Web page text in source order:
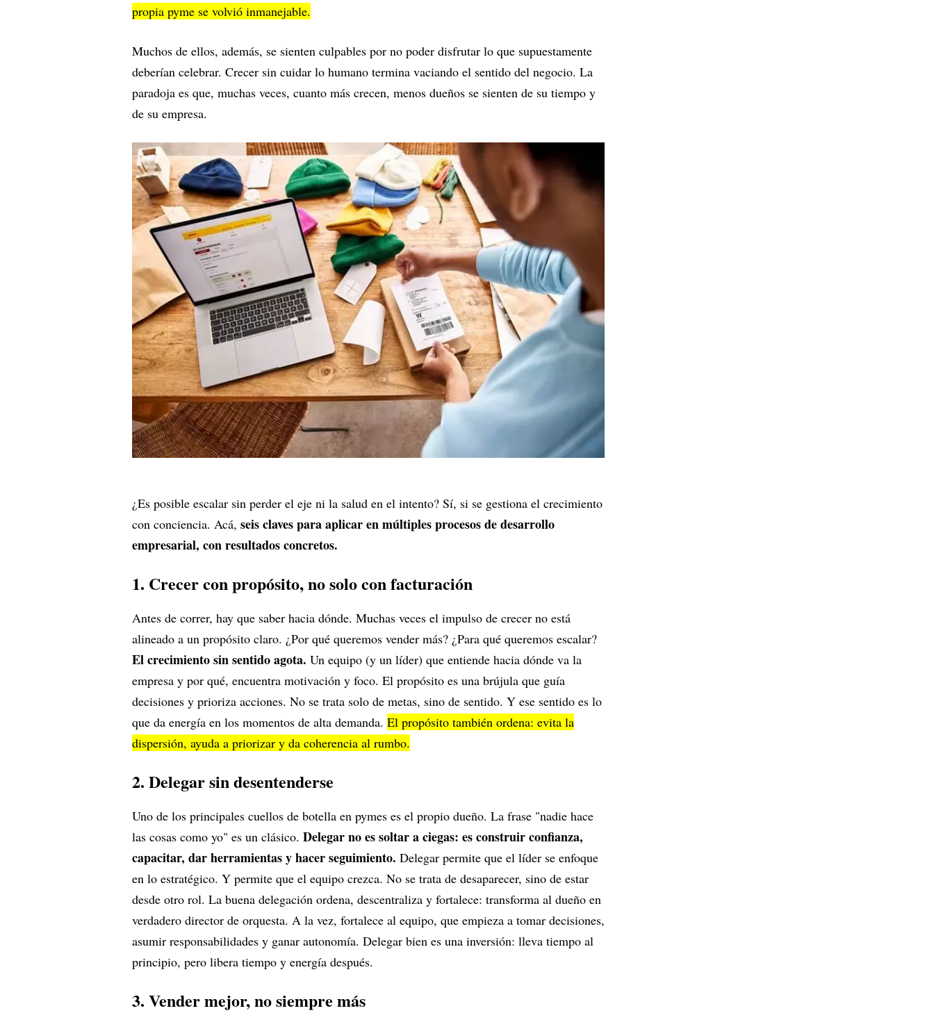
propia pyme se volvió inmanejable.
Muchos de ellos, además, se sienten culpables por no poder disfrutar lo que supuestamente
deberían celebrar. Crecer sin cuidar lo humano termina vaciando el sentido del negocio. La
paradoja es que, muchas veces, cuanto más crecen, menos dueños se sienten de su tiempo y
de su empresa.
¿Es posible escalar sin perder el eje ni la salud en el intento? Sí, si se gestiona el crecimiento
con conciencia. Acá, seis claves para aplicar en múltiples procesos de desarrollo
empresarial, con resultados concretos.
1. Crecer con propósito, no solo con facturación
Antes de correr, hay que saber hacia dónde. Muchas veces el impulso de crecer no está
alineado a un propósito claro. ¿Por qué queremos vender más? ¿Para qué queremos escalar?
El crecimiento sin sentido agota. Un equipo (y un líder) que entiende hacia dónde va la
empresa y por qué, encuentra motivación y foco. El propósito es una brújula que guía
decisiones y prioriza acciones. No se trata solo de metas, sino de sentido. Y ese sentido es lo
que da energía en los momentos de alta demanda. El propósito también ordena: evita la
dispersión, ayuda a priorizar y da coherencia al rumbo.
2. Delegar sin desentenderse
Uno de los principales cuellos de botella en pymes es el propio dueño. La frase "nadie hace
las cosas como yo" es un clásico. Delegar no es soltar a ciegas: es construir confianza,
capacitar, dar herramientas y hacer seguimiento. Delegar permite que el líder se enfoque
en lo estratégico. Y permite que el equipo crezca. No se trata de desaparecer, sino de estar
desde otro rol. La buena delegación ordena, descentraliza y fortalece: transforma al dueño en
verdadero director de orquesta. A la vez, fortalece al equipo, que empieza a tomar decisiones,
asumir responsabilidades y ganar autonomía. Delegar bien es una inversión: lleva tiempo al
principio, pero libera tiempo y energía después.
3. Vender mejor, no siempre más